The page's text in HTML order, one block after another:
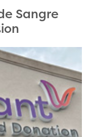
Sangre